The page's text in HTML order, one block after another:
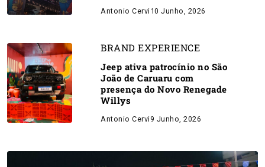
Antonio Cervi 10 Junho, 2026
BRAND EXPERIENCE
Jeep ativa patrocínio no São
João de Caruaru com
presença do Novo Renegade
Willys
Antonio Cervi 9 Junho, 2026